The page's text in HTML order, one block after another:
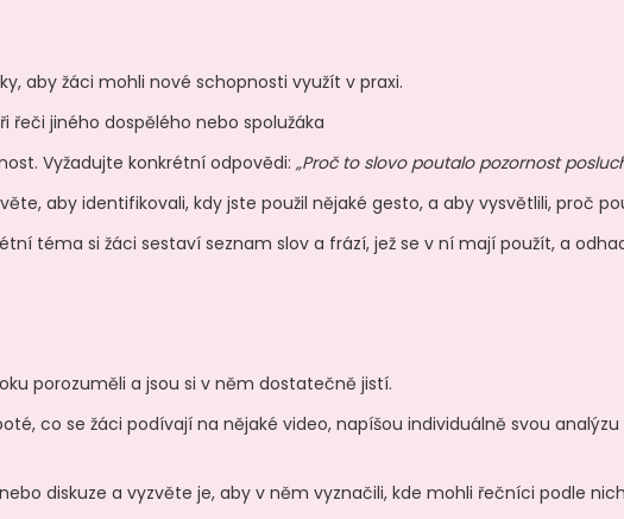
aby žáci mohli nové schopnosti využít v praxi.
řeči jiného dospělého nebo spolužáka
Vyžadujte konkrétní odpovědi: „Proč to slovo poutalo pozornost
aby identifikovali, kdy jste použil nějaké gesto, a aby vysvětlili, proč
téma si žáci sestaví seznam slov a frází, jež se v ní mají použít, a
porozuměli a jsou si v něm dostatečně jistí.
co se žáci podívají na nějaké video, napíšou individuálně svou
diskuze a vyzvěte je, aby v něm vyznačili, kde mohli řečníci podle